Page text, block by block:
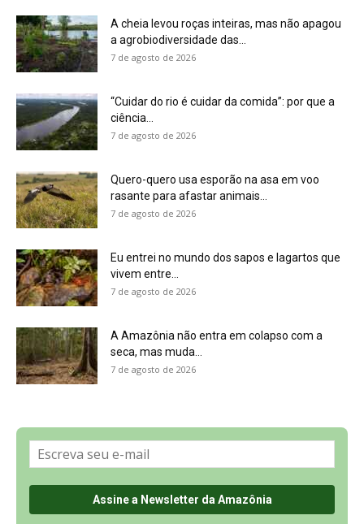
7 de agosto de 2026
7 de agosto de 2026
Política de Privacidade, LGPD e RGPD
Últimas Notícias
🌎 Español
©